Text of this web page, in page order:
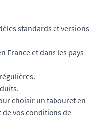
standards et versions
France et dans les pays
choisir un tabouret en
de vos conditions de